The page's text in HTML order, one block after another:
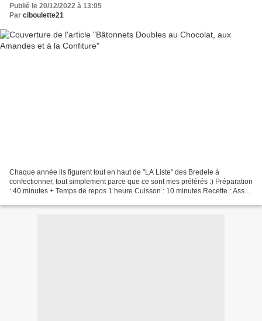
Publié le 20/12/2022 à 13:05
Par ciboulette21
Chaque année ils figurent tout en haut de "LA Liste" des Bredele à
confectionner, tout simplement parce que ce sont mes préférés :) Préparation
: 40 minutes + Temps de repos 1 heure Cuisson : 10 minutes Recette : Assez